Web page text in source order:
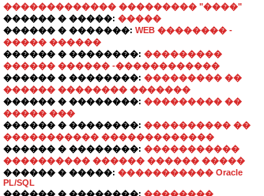
������������� ��������� "����"
������ � �����: �����
������ � �������: WEB �������� -
����� ������
������ � ��������: ���������
������ ������ -������������
������ � ��������: ��������� ��
������ �������� �������
������ � ��������: ��������� ��
����� ���
������ � ��������: ���������� ��
����������� �������������
������ � ��������: �����������
���������� ������ ������ �����
������ � �����: ����������� Oracle
PL/SQL
������ � ��������: ��������